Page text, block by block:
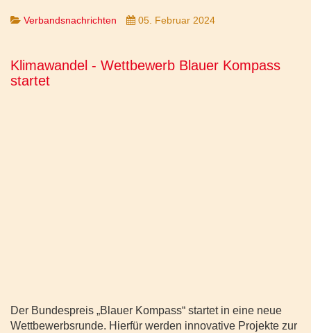
Verbandsnachrichten 05. Februar 2024
Klimawandel - Wettbewerb Blauer Kompass
startet
Der Bundespreis „Blauer Kompass“ startet in eine neue
Wettbewerbsrunde. Hierfür werden innovative Projekte zur